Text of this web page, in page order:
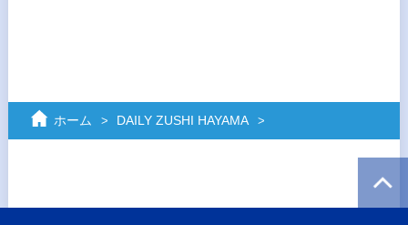
ホーム DAILY ZUSHI HAYAMA